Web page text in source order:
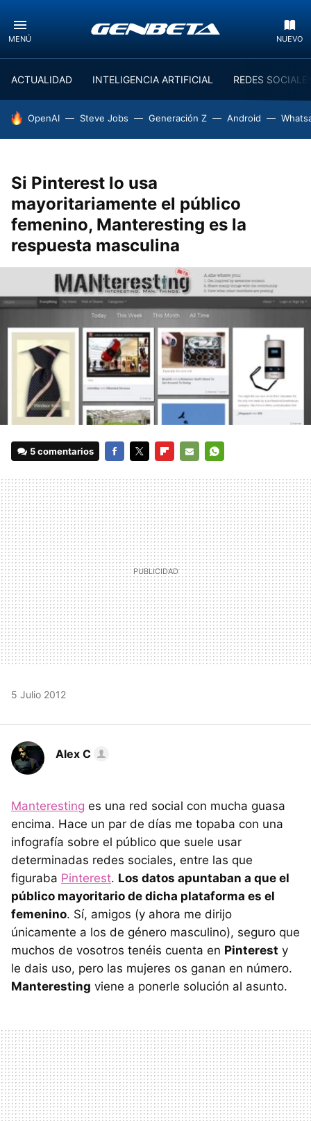
MENÚ NUEVO
ACTUALIDAD INTELIGENCIA ARTIFICIAL REDES
HOY SE HABLA DE
OpenAI Steve Jobs Generación Z Android
Si Pinterest lo usa
mayoritariamente el público
femenino, Manteresting es la
respuesta masculina
5 comentarios
MAIL
5 Julio 2012
Alex C
Manteresting es una red social con mucha guasa
encima. Hace un par de días me topaba con una
infografía sobre el público que suele usar
determinadas redes sociales, entre las que
figuraba Pinterest. Los datos apuntaban a que el
público mayoritario de dicha plataforma es el
femenino. Sí, amigos (y ahora me dirijo
únicamente a los de género masculino), seguro que
muchos de vosotros tenéis cuenta en Pinterest y
le dais uso, pero las mujeres os ganan en número.
Manteresting viene a ponerle solución al asunto.